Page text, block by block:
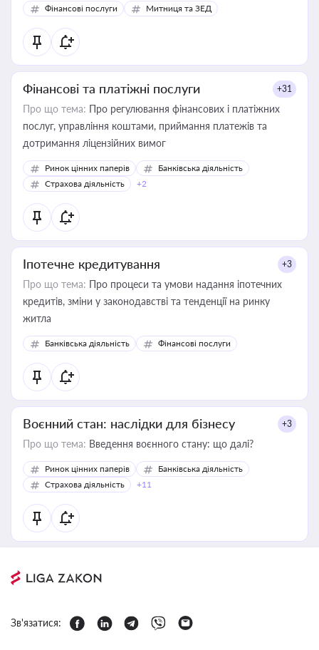
Фінансові послуги Митниця та ЗЕД
Фінансові та платіжні послуги +31
Про що тема: Про регулювання фінансових і платіжних
послуг, управління коштами, приймання платежів та
дотримання ліцензійних вимог
Ринок цінних паперів
Банківська діяльність
Страхова діяльність
+2
Іпотечне кредитування +3
Про що тема: Про процеси та умови надання іпотечних
кредитів, зміни у законодавстві та тенденції на ринку
житла
Банківська діяльність Фінансові послуги
Воєнний стан: наслідки для бізнесу +3
Про що тема: Введення воєнного стану: що далі?
Ринок цінних паперів
Банківська діяльність
Страхова діяльність
+11
Зв'язатися: